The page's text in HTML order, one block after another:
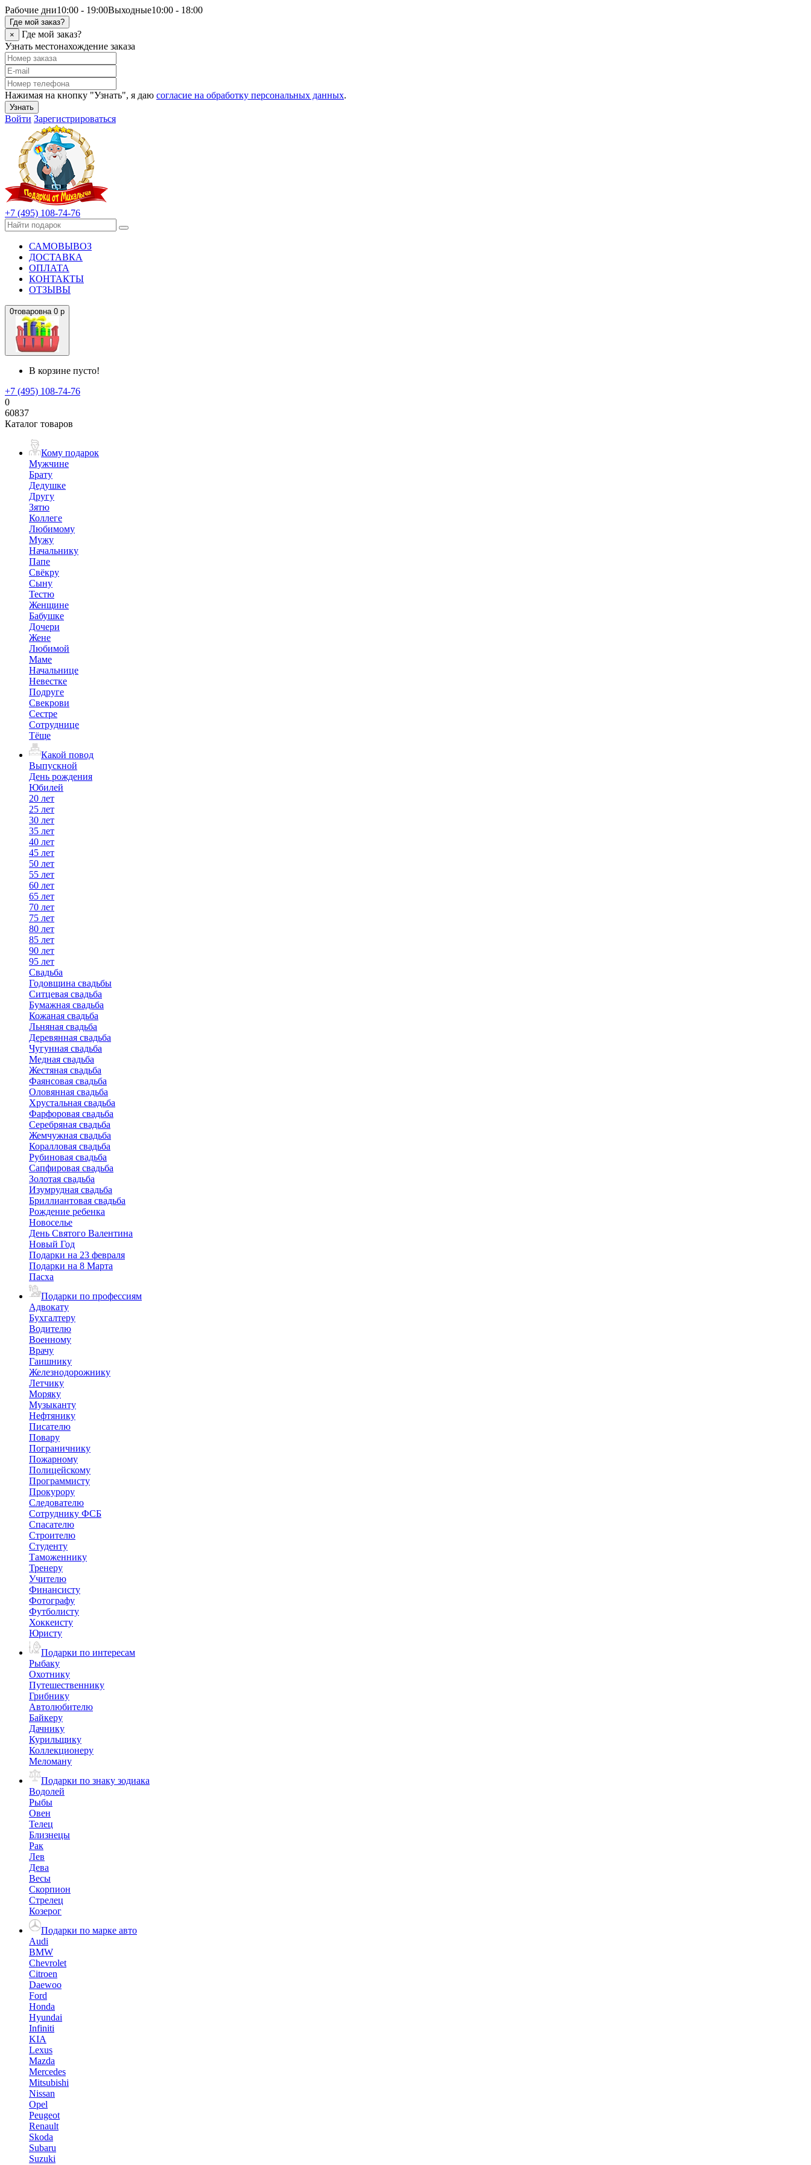
Рабочие дни10:00 - 19:00Выходные10:00 - 18:00
Где мой заказ?
×
Где мой заказ?
Узнать местонахождение заказа
Нажимая на кнопку "Узнать", я даю согласие на обработку персональных данных.
Узнать
Войти Зарегистрироваться
+7 (495) 108-74-76
САМОВЫВОЗ
ДОСТАВКА
ОПЛАТА
КОНТАКТЫ
ОТЗЫВЫ
0товаровна 0 р
В корзине пусто!
+7 (495) 108-74-76
0
60837
Каталог товаров
Кому подарок
Мужчине
Брату
Дедушке
Другу
Зятю
Коллеге
Любимому
Мужу
Начальнику
Папе
Свёкру
Сыну
Тестю
Женщине
Бабушке
Дочери
Жене
Любимой
Маме
Начальнице
Невестке
Подруге
Свекрови
Сестре
Сотруднице
Тёще
Какой повод
Выпускной
День рождения
Юбилей
20 лет
25 лет
30 лет
35 лет
40 лет
45 лет
50 лет
55 лет
60 лет
65 лет
70 лет
75 лет
80 лет
85 лет
90 лет
95 лет
Свадьба
Годовщина свадьбы
Ситцевая свадьба
Бумажная свадьба
Кожаная свадьба
Льняная свадьба
Деревянная свадьба
Чугунная свадьба
Медная свадьба
Жестяная свадьба
Фаянсовая свадьба
Оловянная свадьба
Хрустальная свадьба
Фарфоровая свадьба
Серебряная свадьба
Жемчужная свадьба
Коралловая свадьба
Рубиновая свадьба
Сапфировая свадьба
Золотая свадьба
Изумрудная свадьба
Бриллиантовая свадьба
Рождение ребенка
Новоселье
День Святого Валентина
Новый Год
Подарки на 23 февраля
Подарки на 8 Марта
Пасха
Подарки по профессиям
Адвокату
Бухгалтеру
Водителю
Военному
Врачу
Гаишнику
Железнодорожнику
Летчику
Моряку
Музыканту
Нефтянику
Писателю
Повару
Пограничнику
Пожарному
Полицейскому
Программисту
Прокурору
Следователю
Сотруднику ФСБ
Спасателю
Строителю
Студенту
Таможеннику
Тренеру
Учителю
Финансисту
Фотографу
Футболисту
Хоккеисту
Юристу
Подарки по интересам
Рыбаку
Охотнику
Путешественнику
Грибнику
Автолюбителю
Байкеру
Дачнику
Курильщику
Коллекционеру
Меломану
Подарки по знаку зодиака
Водолей
Рыбы
Овен
Телец
Близнецы
Рак
Лев
Дева
Весы
Скорпион
Стрелец
Козерог
Подарки по марке авто
Audi
BMW
Chevrolet
Citroen
Daewoo
Ford
Honda
Hyundai
Infiniti
KIA
Lexus
Mazda
Mercedes
Mitsubishi
Nissan
Opel
Peugeot
Renault
Skoda
Subaru
Suzuki